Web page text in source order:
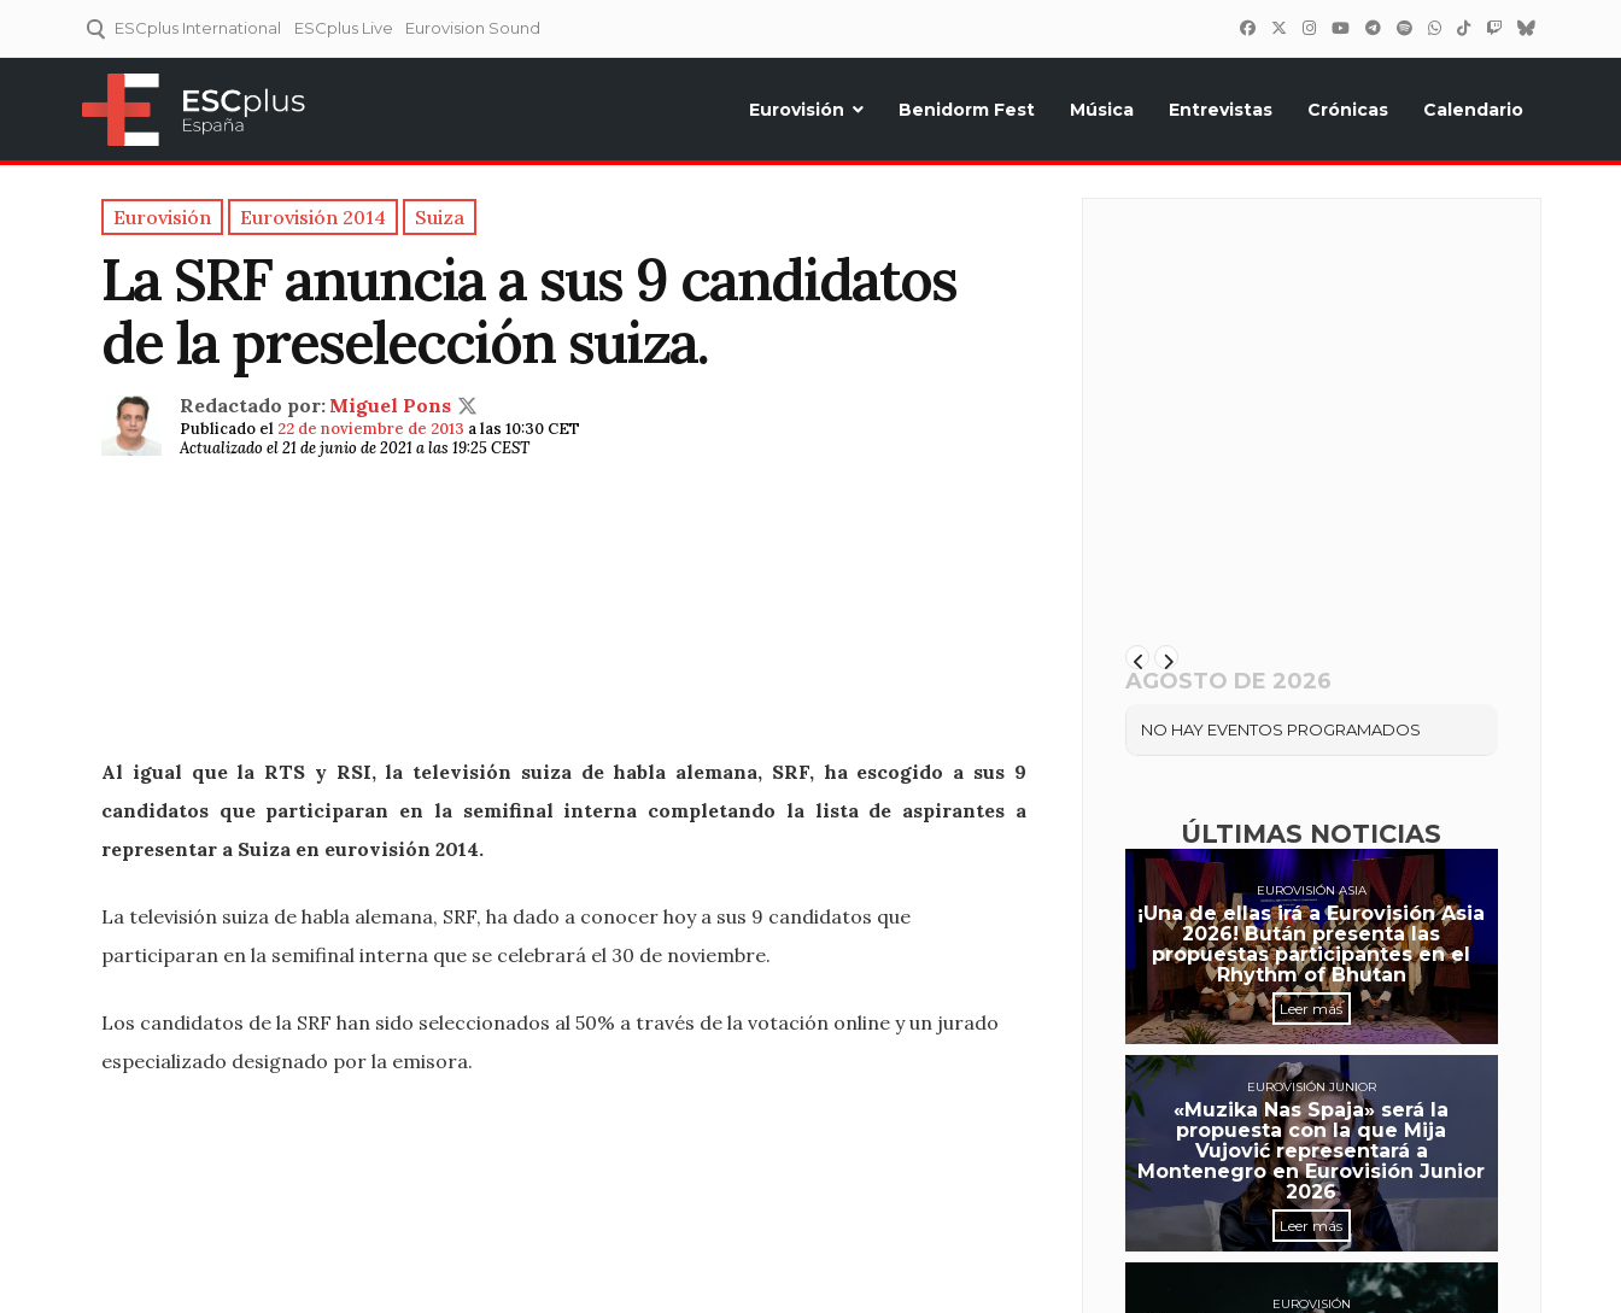
ESCplus International ESCplus Live Eurovision Sound
Eurovisión Benidorm Fest Música Entrevistas Crónicas Calendario
Eurovisión Eurovisión 2014 Suiza
La SRF anuncia a sus 9 candidatos
de la preselección suiza.
Redactado por: Miguel Pons
Publicado el 22 de noviembre de 2013 a las 10:30 CET
Actualizado el 21 de junio de 2021 a las 19:25 CEST
Al igual que la RTS y RSI, la televisión suiza de habla alemana, SRF, ha escogido a sus 9
candidatos que participaran en la semifinal interna completando la lista de aspirantes a
representar a Suiza en eurovisión 2014.
La televisión suiza de habla alemana, SRF, ha dado a conocer hoy a sus 9 candidatos que
participaran en la semifinal interna que se celebrará el 30 de noviembre.
Los candidatos de la SRF han sido seleccionados al 50% a través de la votación online y un jurado
especializado designado por la emisora.
AGOSTO DE 2026
NO HAY EVENTOS PROGRAMADOS
ÚLTIMAS NOTICIAS
EUROVISIÓN ASIA
¡Una de ellas irá a Eurovisión Asia
2026! Bután presenta las
propuestas participantes en el
Rhythm of Bhutan
Leer más
EUROVISIÓN JUNIOR
«Muzika Nas Spaja» será la
propuesta con la que Mija
Vujović representará a
Montenegro en Eurovisión Junior
2026
Leer más
EUROVISIÓN